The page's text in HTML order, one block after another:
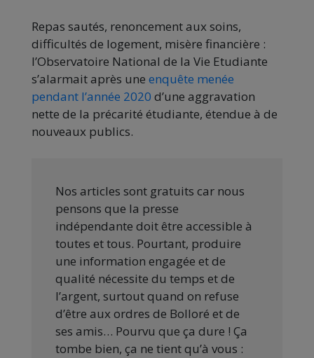
Repas sautés, renoncement aux soins,
difficultés de logement, misère financière :
l’Observatoire National de la Vie Etudiante
s’alarmait après une enquête menée
pendant l’année 2020 d’une aggravation
nette de la précarité étudiante, étendue à de
nouveaux publics.
Nos articles sont gratuits car nous
pensons que la presse
indépendante doit être accessible à
toutes et tous. Pourtant, produire
une information engagée et de
qualité nécessite du temps et de
l’argent, surtout quand on refuse
d’être aux ordres de Bolloré et de
ses amis… Pourvu que ça dure ! Ça
tombe bien, ça ne tient qu’à vous :